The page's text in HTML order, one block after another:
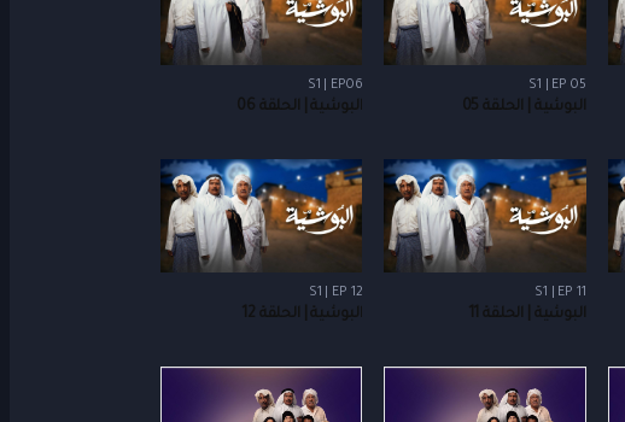
S1 | EP 05
البوشية | الحلقة 05
S1 | EP06
البوشية | الحلقة 06
S1 | EP 11
البوشية | الحلقة 11
S1 | EP 12
البوشية | الحلقة 12